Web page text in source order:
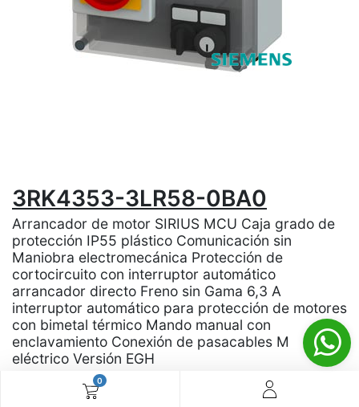
0
3RK4353-3LR58-0BA0
Arrancador de motor SIRIUS MCU Caja grado de
protección IP55 plástico Comunicación sin
Maniobra electromecánica Protección de
cortocircuito con interruptor automático
arrancador directo Freno sin Gama 6,3 A
interruptor automático para protección de motores
con bimetal térmico Mando manual con
enclavamiento Conexión de pasacables M
eléctrico Versión EGH
SIEMENS